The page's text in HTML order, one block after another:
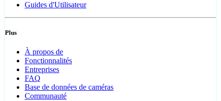
Guides d'Utilisateur
Plus
À propos de
Fonctionnalités
Entreprises
FAQ
Base de données de caméras
Communauté